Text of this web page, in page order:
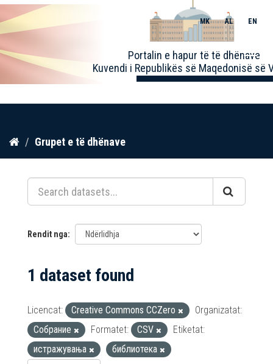
Kalo
përmbajtja
Portalin e hapur të të dhënave
Kuvendi i Republikës së Maqedonisë së
MK AL EN
Toggle
Grupet e të dhënave
Rendit nga
1 dataset found
Licencat: Creative Commons CCZero
Organizatat:
Собрание
Formatet: CSV
Etiketat:
истражувања
библиотека